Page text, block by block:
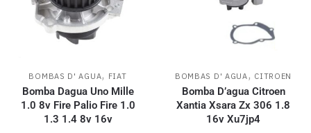
BOMBAS D' AGUA, FIAT
Bomba Dagua Uno Mille
1.0 8v Fire Palio Fire 1.0
1.3 1.4 8v 16v
BOMBAS D' AGUA, CITROEN
Bomba D’agua Citroen
Xantia Xsara Zx 306 1.8
16v Xu7jp4